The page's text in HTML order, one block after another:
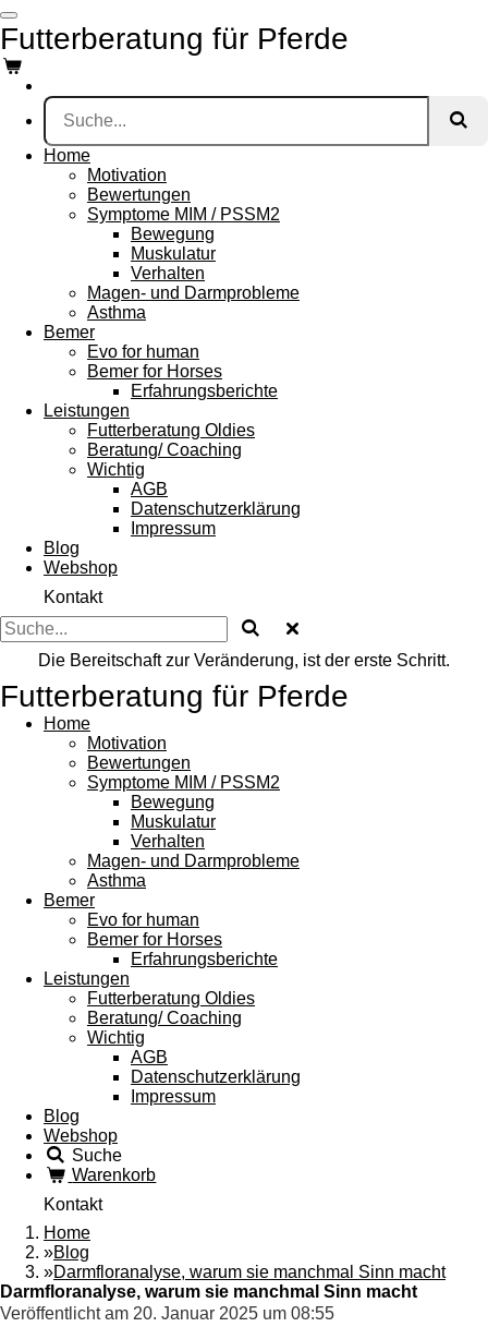
Zum
Hauptinhalt
springen
Futterberatung für Pferde
Home
Motivation
Bewertungen
Symptome MIM / PSSM2
Bewegung
Muskulatur
Verhalten
Magen- und Darmprobleme
Asthma
Bemer
Evo for human
Bemer for Horses
Erfahrungsberichte
Leistungen
Futterberatung Oldies
Beratung/ Coaching
Wichtig
AGB
Datenschutzerklärung
Impressum
Blog
Webshop
Kontakt
Die Bereitschaft zur Veränderung, ist der erste Schritt.
Futterberatung für Pferde
Home
Motivation
Bewertungen
Symptome MIM / PSSM2
Bewegung
Muskulatur
Verhalten
Magen- und Darmprobleme
Asthma
Bemer
Evo for human
Bemer for Horses
Erfahrungsberichte
Leistungen
Futterberatung Oldies
Beratung/ Coaching
Wichtig
AGB
Datenschutzerklärung
Impressum
Blog
Webshop
Suche
Warenkorb
Kontakt
Home
»Blog
»Darmfloranalyse, warum sie manchmal Sinn macht
Darmfloranalyse, warum sie manchmal Sinn macht
Veröffentlicht am 20. Januar 2025 um 08:55